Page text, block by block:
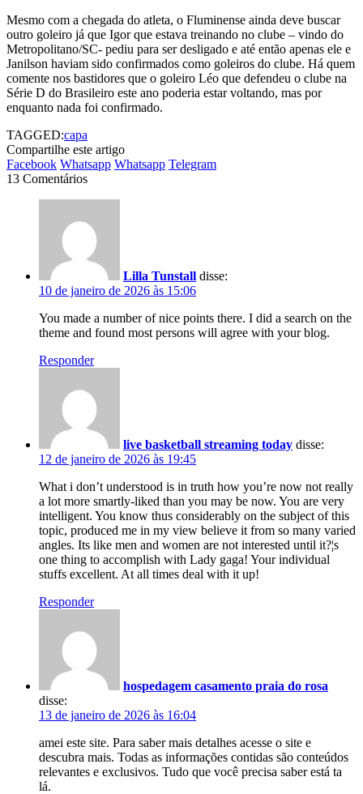
Mesmo com a chegada do atleta, o Fluminense ainda deve buscar
outro goleiro já que Igor que estava treinando no clube – vindo do
Metropolitano/SC- pediu para ser desligado e até então apenas ele e
Janilson haviam sido confirmados como goleiros do clube. Há quem
comente nos bastidores que o goleiro Léo que defendeu o clube na
Série D do Brasileiro este ano poderia estar voltando, mas por
enquanto nada foi confirmado.
TAGGED:capa
Compartilhe este artigo
Facebook Whatsapp Whatsapp Telegram
13 Comentários
Lilla Tunstall disse:
10 de janeiro de 2026 às 15:06
You made a number of nice points there. I did a search on the
theme and found most persons will agree with your blog.
Responder
live basketball streaming today disse:
12 de janeiro de 2026 às 19:45
What i don’t understood is in truth how you’re now not really
a lot more smartly-liked than you may be now. You are very
intelligent. You know thus considerably on the subject of this
topic, produced me in my view believe it from so many varied
angles. Its like men and women are not interested until it?¦s
one thing to accomplish with Lady gaga! Your individual
stuffs excellent. At all times deal with it up!
Responder
hospedagem casamento praia do rosa
disse:
13 de janeiro de 2026 às 16:04
amei este site. Para saber mais detalhes acesse o site e
descubra mais. Todas as informações contidas são conteúdos
relevantes e exclusivos. Tudo que você precisa saber está ta
lá.